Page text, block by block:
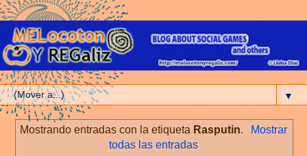
▼
Mostrando entradas con la etiqueta Rasputin.
Mostrar
todas las entradas